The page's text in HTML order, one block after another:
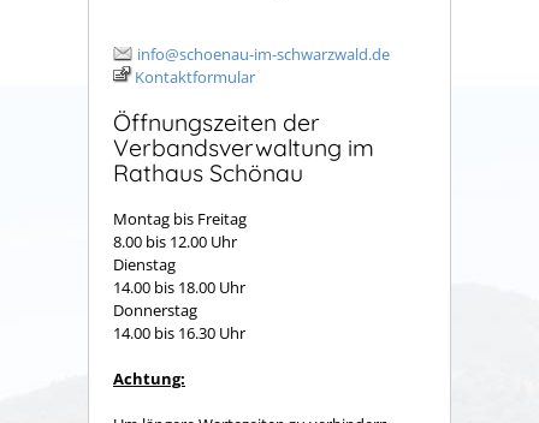
info@schoenau-im-schwarzwald.de
Kontaktformular
Öffnungszeiten der
Verbandsverwaltung im
Rathaus Schönau
Montag bis Freitag
8.00 bis 12.00 Uhr
Dienstag
14.00 bis 18.00 Uhr
Donnerstag
14.00 bis 16.30 Uhr
Achtung: